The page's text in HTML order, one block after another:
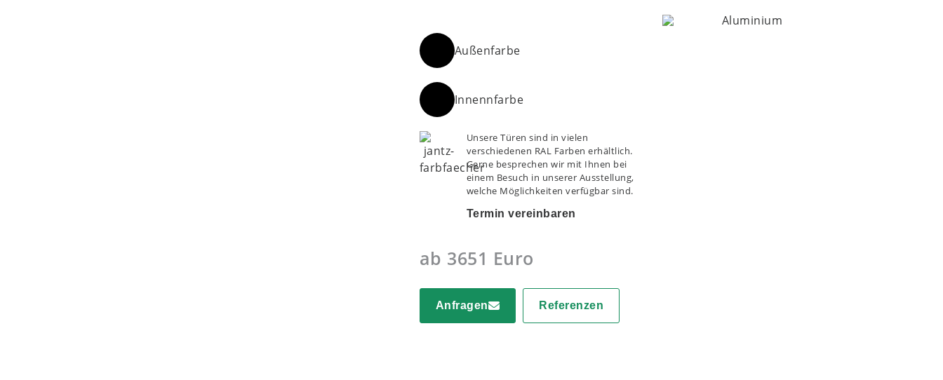
Außenfarbe
Innennfarbe
Unsere Türen sind in vielen
verschiedenen RAL Farben erhältlich.
Gerne besprechen wir mit Ihnen bei
einem Besuch in unserer Ausstellung,
welche Möglichkeiten verfügbar sind.
Termin vereinbaren
Aluminium
ab 3651 Euro
Anfragen Referenzen